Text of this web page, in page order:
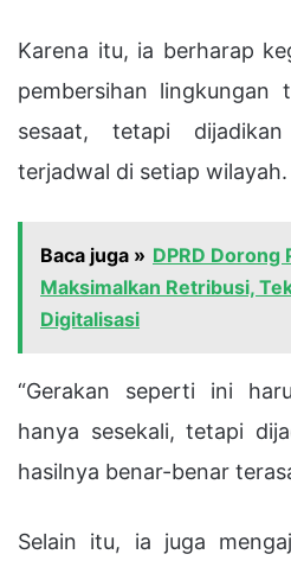
Karena itu, ia berharap
pembersihan lingkungan
sesaat, tetapi
terjadwal di setiap wilayah.
Baca juga » DPRD Dorong
Maksimalkan Retribusi,
Digitalisasi
“Gerakan seperti ini
hanya sesekali, tetapi
hasilnya benar-benar
Selain itu, ia juga